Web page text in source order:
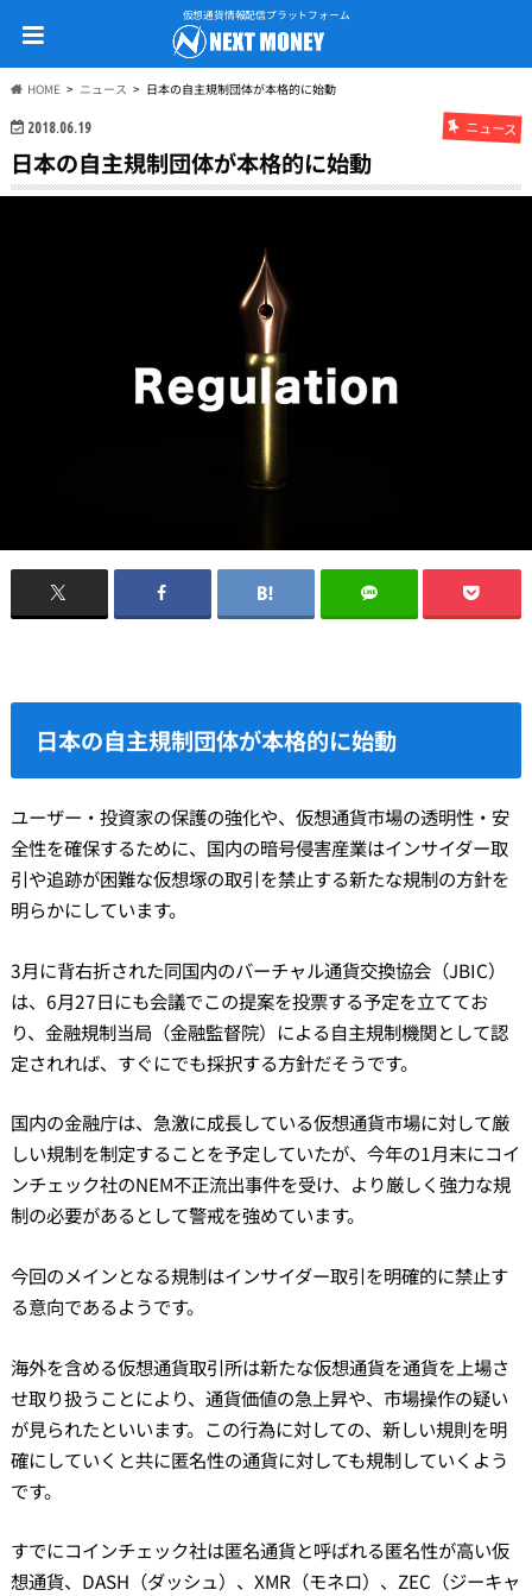
仮想通貨情報配信プラットフォーム
HOME ニュース 日本の自主規制団体が本格的に始動
2018.06.19 ニュース
日本の自主規制団体が本格的に始動
日本の自主規制団体が本格的に始動
ユーザー・投資家の保護の強化や、仮想通貨市場の透明性・安
全性を確保するために、国内の暗号侵害産業はインサイダー取
引や追跡が困難な仮想塚の取引を禁止する新たな規制の方針を
明らかにしています。
3月に背右折された同国内のバーチャル通貨交換協会（JBIC）
は、6月27日にも会議でこの提案を投票する予定を立ててお
り、金融規制当局（金融監督院）による自主規制機関として認
定されれば、すぐにでも採択する方針だそうです。
国内の金融庁は、急激に成長している仮想通貨市場に対して厳
しい規制を制定することを予定していたが、今年の1月末にコイ
ンチェック社のNEM不正流出事件を受け、より厳しく強力な規
制の必要があるとして警戒を強めています。
今回のメインとなる規制はインサイダー取引を明確的に禁止す
る意向であるようです。
海外を含める仮想通貨取引所は新たな仮想通貨を通貨を上場さ
せ取り扱うことにより、通貨価値の急上昇や、市場操作の疑い
が見られたといいます。この行為に対しての、新しい規則を明
確にしていくと共に匿名性の通貨に対しても規制していくよう
です。
すでにコインチェック社は匿名通貨と呼ばれる匿名性が高い仮
想通貨、DASH（ダッシュ）、XMR（モネロ）、ZEC（ジーキャ